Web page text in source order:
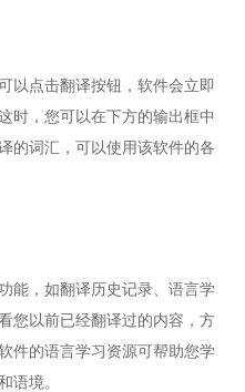
以点击翻译按钮，软件会立即
时，您可以在下方的输出框中
的词汇，可以使用该软件的各
能，如翻译历史记录、语言学
您以前已经翻译过的内容，方
件的语言学习资源可帮助您学
语境。